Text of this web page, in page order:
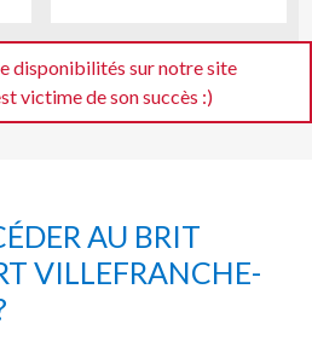
disponibilités sur notre site
victime de son succès :)
AU BRIT
VILLEFRANCHE-